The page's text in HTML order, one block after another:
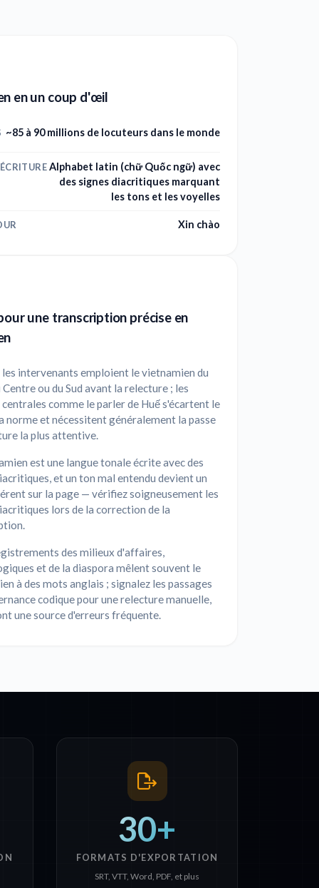
en un coup d'œil
~85 à 90 millions de locuteurs dans le monde
Alphabet latin (chữ Quốc ngữ) avec
des signes diacritiques marquant
les tons et les voyelles
Xin chào
une transcription précise en
intervenants emploient le vietnamien du
Centre ou du Sud avant la relecture ; les
comme le parler de Huế s'écartent le
norme et nécessitent généralement la passe
la plus attentive.
est une langue tonale écrite avec des
et un ton mal entendu devient un
sur la page — vérifiez soigneusement les
lors de la correction de la
des milieux d'affaires,
et de la diaspora mêlent souvent le
à des mots anglais ; signalez les passages
codique pour une relecture manuelle,
une source d'erreurs fréquente.
30+
FORMATS D'EXPORTATION
SRT, VTT, Word, PDF, et plus